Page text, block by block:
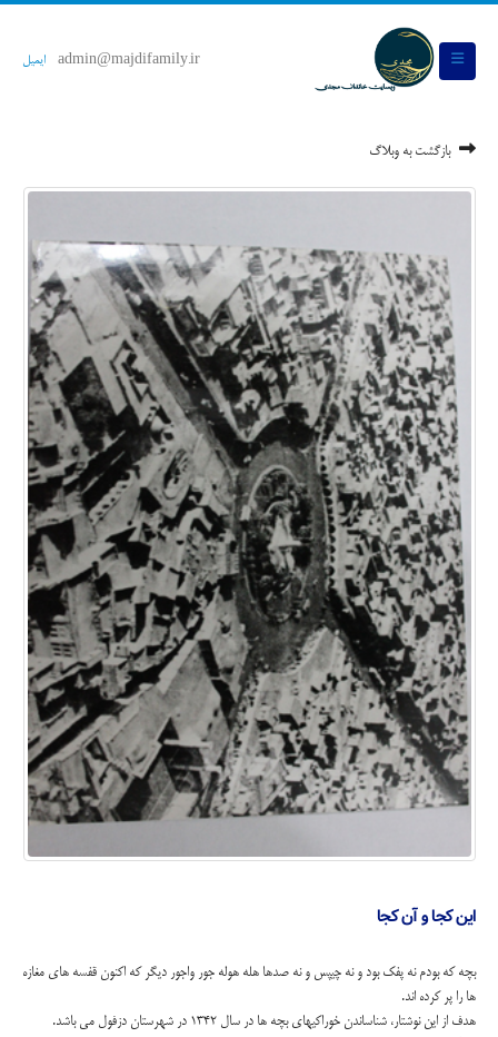
admin@majdifamily.ir ایمیل
بازگشت به وبلاگ
این کجا و آن کجا
بچه که بودم نه پفک بود و نه چیپس و نه صدها هله هوله جور واجور دیگر که اکنون قفسه های مغازه
ها را پر کرده اند.
هدف از این نوشتار، شناساندن خوراکیهای بچه ها در سال 1342 در شهرستان دزفول می باشد.